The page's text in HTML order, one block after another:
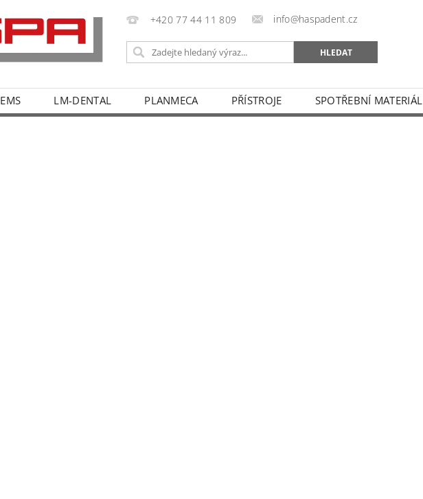
+420 77 44 11 809 info@haspadent.cz
EMS LM-DENTAL PLANMECA PŘÍSTROJE SPOTŘEBNÍ MATERIÁL